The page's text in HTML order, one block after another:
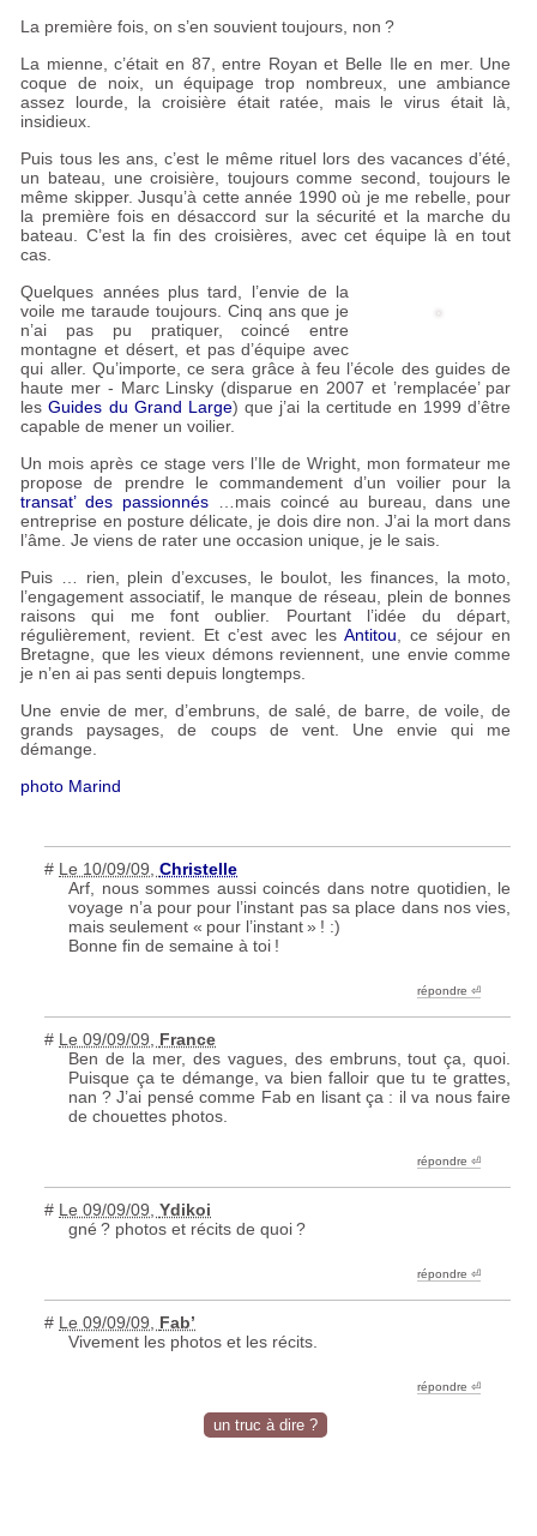
La première fois, on s’en souvient toujours, non ?
La mienne, c’était en 87, entre Royan et Belle Ile en mer. Une
coque de noix, un équipage trop nombreux, une ambiance
assez lourde, la croisière était ratée, mais le virus était là,
insidieux.
Puis tous les ans, c’est le même rituel lors des vacances d’été,
un bateau, une croisière, toujours comme second, toujours le
même skipper. Jusqu’à cette année 1990 où je me rebelle, pour
la première fois en désaccord sur la sécurité et la marche du
bateau. C’est la fin des croisières, avec cet équipe là en tout
cas.
Quelques années plus tard, l’envie de la
voile me taraude toujours. Cinq ans que je
n’ai pas pu pratiquer, coincé entre
montagne et désert, et pas d’équipe avec
qui aller. Qu’importe, ce sera grâce à feu l’école des guides de
haute mer - Marc Linsky (disparue en 2007 et ’remplacée’ par
lesGuides du Grand Large) que j’ai la certitude en 1999 d’être
capable de mener un voilier.
Un mois après ce stage vers l’Ile de Wright, mon formateur me
propose de prendre le commandement d’un voilier pour la
transat’ des passionnés …mais coincé au bureau, dans une
entreprise en posture délicate, je dois dire non. J’ai la mort dans
l’âme. Je viens de rater une occasion unique, je le sais.
Puis … rien, plein d’excuses, le boulot, les finances, la moto,
l’engagement associatif, le manque de réseau, plein de bonnes
raisons qui me font oublier. Pourtant l’idée du départ,
régulièrement, revient. Et c’est avec lesAntitou, ce séjour en
Bretagne, que les vieux démons reviennent, une envie comme
je n’en ai pas senti depuis longtemps.
Une envie de mer, d’embruns, de salé, de barre, de voile, de
grands paysages, de coups de vent. Une envie qui me
démange.
photo Marind
# Le 10/09/09,Christelle
Arf, nous sommes aussi coincés dans notre quotidien, le
voyage n’a pour pour l’instant pas sa place dans nos vies,
mais seulement « pour l’instant » ! :)
Bonne fin de semaine à toi !
répondre ︎⏎
# Le 09/09/09, France
Ben de la mer, des vagues, des embruns, tout ça, quoi.
Puisque ça te démange, va bien falloir que tu te grattes,
nan ? J’ai pensé comme Fab en lisant ça : il va nous faire
de chouettes photos.
répondre ︎⏎
# Le 09/09/09,Ydikoi
gné ? photos et récits de quoi ?
répondre ︎⏎
# Le 09/09/09, Fab’
Vivement les photos et les récits.
répondre ︎⏎
un truc à dire ?